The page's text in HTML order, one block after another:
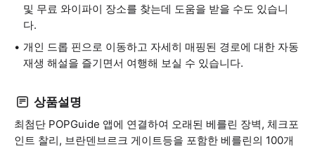
및 무료 와이파이 장소를 찾는데 도움을 받을 수도 있습니
다.
개인 드롭 핀으로 이동하고 자세히 매핑된 경로에 대한 자동
재생 해설을 즐기면서 여행해 보실 수 있습니다.
상품설명
최첨단 POPGuide 앱에 연결하여 오래된 베를린 장벽, 체크포
인트 찰리, 브란덴브르크 게이트등을 포함한 베를린의 100개